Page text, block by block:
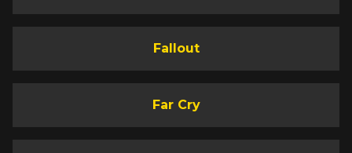
Fallout
Far Cry